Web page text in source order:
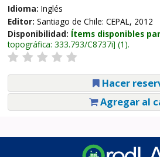
Idioma: Inglés
Editor: Santiago de Chile: CEPAL, 2012
Disponibilidad: Ítems disponibles
topográfica: 333.793/C8737i (1).
Hacer
Agregar al